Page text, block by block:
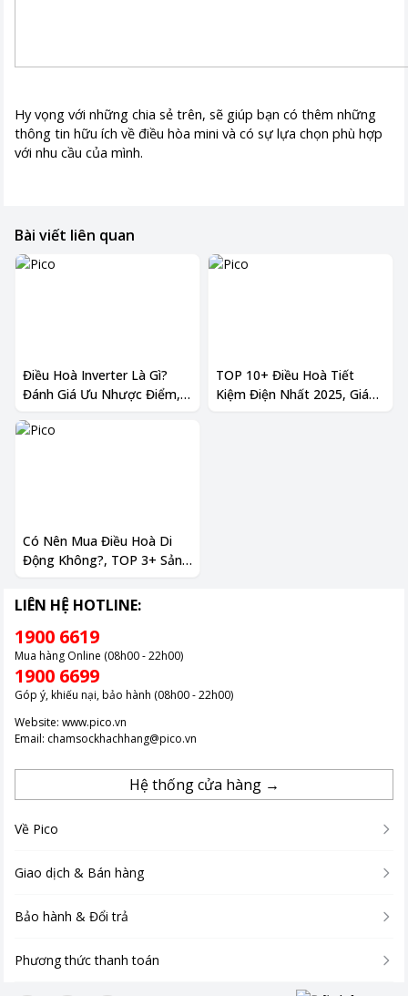
Hy vọng với những chia sẻ trên, sẽ giúp bạn có thêm những
thông tin hữu ích về điều hòa mini và có sự lựa chọn phù hợp
với nhu cầu của mình.
Bài viết liên quan
Điều Hoà Inverter Là Gì?
Đánh Giá Ưu Nhược Điểm,
TOP 10+ Điều Hoà Tiết
Kiệm Điện Nhất 2025, Giá
Có Nên Mua Điều Hoà Di
Động Không?, TOP 3+ Sản
LIÊN HỆ HOTLINE:
1900 6619
Mua hàng Online (08h00 - 22h00)
1900 6699
Góp ý, khiếu nại, bảo hành (08h00 - 22h00)
Website: www.pico.vn
Email: chamsockhachhang@pico.vn
Hệ thống cửa hàng →
Về Pico
Giao dịch & Bán hàng
Bảo hành & Đổi trả
Phương thức thanh toán